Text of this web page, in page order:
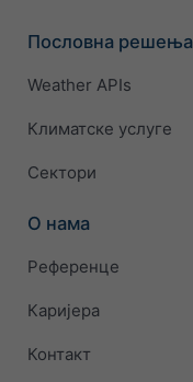
Пословна решења
Weather APIs
Климатске услуге
Сектори
О нама
Референце
Каријера
Контакт